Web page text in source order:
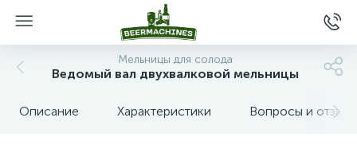
Мельницы для солода
Ведомый вал двухвалковой мельницы
Описание Характеристики Вопросы и отзывы